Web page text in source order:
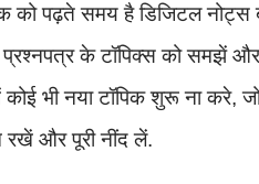
को पढ़ते समय है डिजिटल
के टॉपिक्स को समझें और
भी नया टॉपिक शुरू ना करे,
रखें और पूरी नींद लें.